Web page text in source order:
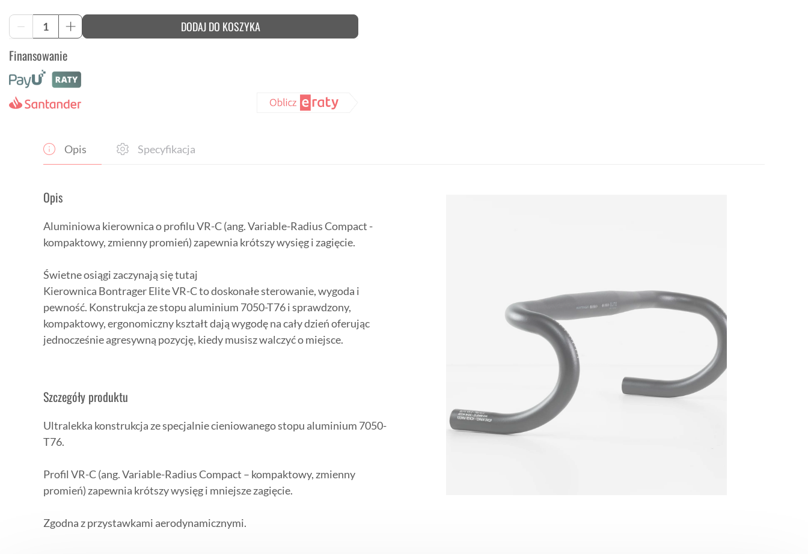
-
ilość
Kierownica
Bontrager
Elite
VR-
+ DODAJ DO KOSZYKA
Finansowanie
Opis Specyfikacja
Opis
Aluminiowa kierownica o profilu VR-C (ang. Variable-Radius Compact -
kompaktowy, zmienny promień) zapewnia krótszy wysięg i zagięcie.
Świetne osiągi zaczynają się tutaj
Kierownica Bontrager Elite VR-C to doskonałe sterowanie, wygoda i
pewność. Konstrukcja ze stopu aluminium 7050-T76 i sprawdzony,
kompaktowy, ergonomiczny kształt dają wygodę na cały dzień oferując
jednocześnie agresywną pozycję, kiedy musisz walczyć o miejsce.
Szczegóły produktu
Ultralekka konstrukcja ze specjalnie cieniowanego stopu aluminium 7050-
T76.
Profil VR-C (ang. Variable-Radius Compact – kompaktowy, zmienny
promień) zapewnia krótszy wysięg i mniejsze zagięcie.
Zgodna z przystawkami aerodynamicznymi.